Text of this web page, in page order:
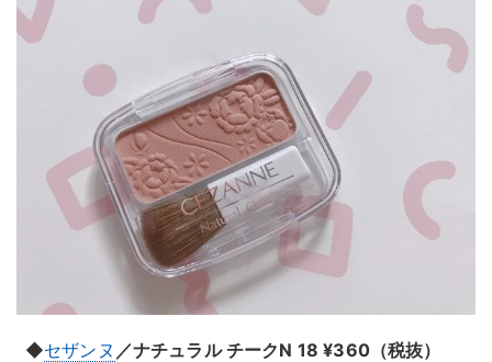
◆セザンヌ ／ナチュラル チークN 18 ¥360（税抜）